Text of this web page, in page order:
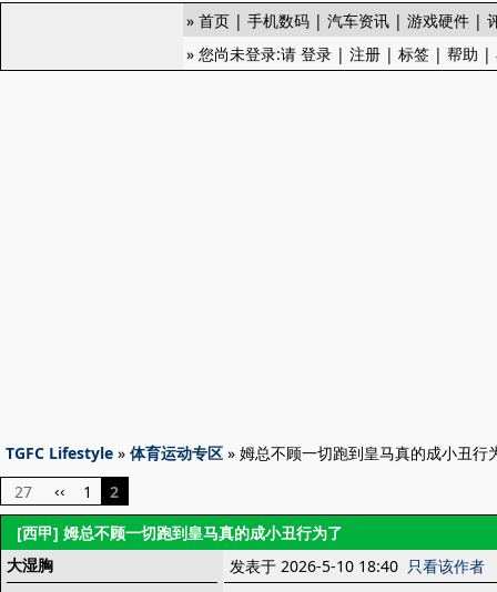
» 首页 | 手机数码 | 汽车资讯 | 游戏硬件 |
» 您尚未登录:请 登录 | 注册 | 标签 | 帮助 |
TGFC Lifestyle » 体育运动专区 » 姆总不顾一切跑到皇马真的成小丑行
27
‹‹ 1
2
[西甲] 姆总不顾一切跑到皇马真的成小丑行为了
大湿胸
发表于 2026-5-10 18:40 只看该作者